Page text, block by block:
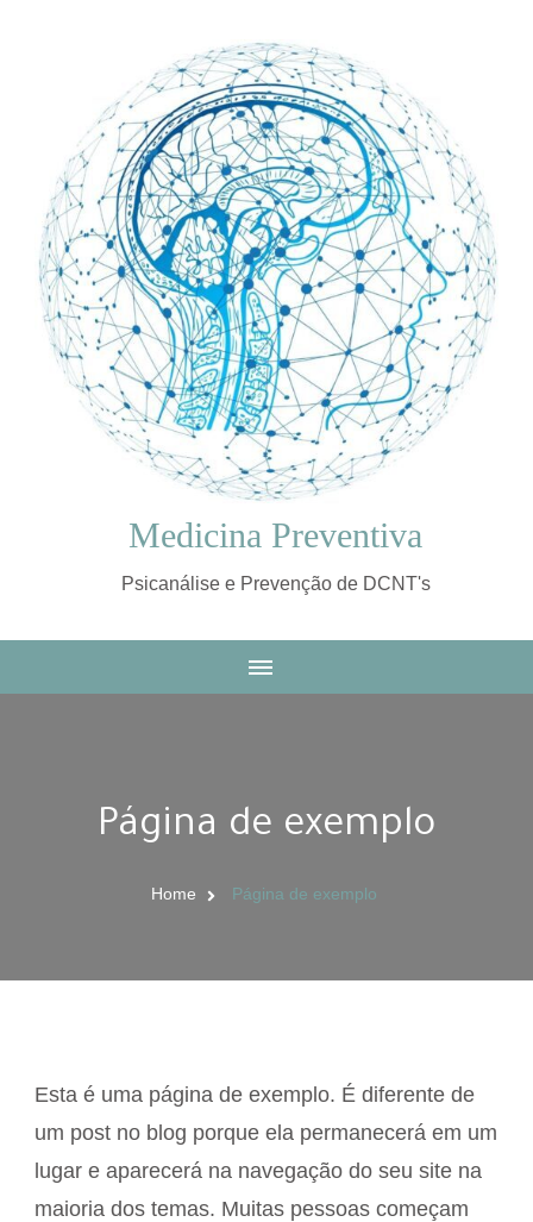
Medicina Preventiva
Psicanálise e Prevenção de DCNT's
Página de exemplo
Home Página de exemplo
Esta é uma página de exemplo. É diferente de
um post no blog porque ela permanecerá em um
lugar e aparecerá na navegação do seu site na
maioria dos temas. Muitas pessoas começam